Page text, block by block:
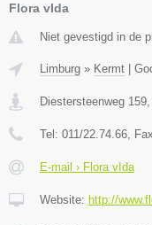
Flora vIda
Niet gevestigd in de
Limburg » Kermt
Diestersteenweg 159,
Tel: 011/22.74.66,
E-mail › Flora vIda
Website: http://